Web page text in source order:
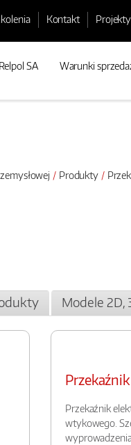
Kontakt
SA Warunki
Produkty
Modele 2D,
Przekaźnik
wtykowego.
wyprowadzenia: